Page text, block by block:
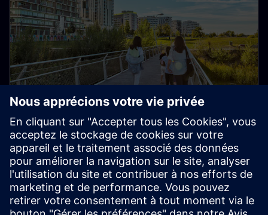
Infrastructure intelligente
Transformez l'infrastructure à la vitesse et à l'échelle,
en permettant des ecosystems collaboratifs et en
accélérant votre parcours numérique.